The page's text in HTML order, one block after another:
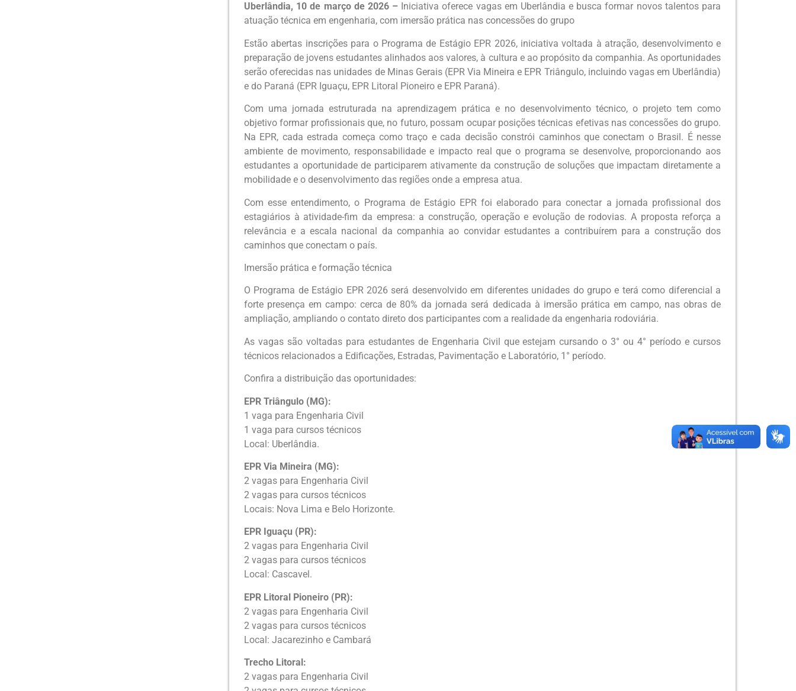
Uberlândia, 10 de março de 2026 – Iniciativa oferece vagas em Uberlândia e busca formar novos talentos para
atuação técnica em engenharia, com imersão prática nas concessões do grupo
Estão abertas inscrições para o Programa de Estágio EPR 2026, iniciativa voltada à atração, desenvolvimento e
preparação de jovens estudantes alinhados aos valores, à cultura e ao propósito da companhia. As oportunidades
serão oferecidas nas unidades de Minas Gerais (EPR Via Mineira e EPR Triângulo, incluindo vagas em Uberlândia)
e do Paraná (EPR Iguaçu, EPR Litoral Pioneiro e EPR Paraná).
Com uma jornada estruturada na aprendizagem prática e no desenvolvimento técnico, o projeto tem como
objetivo formar profissionais que, no futuro, possam ocupar posições técnicas efetivas nas concessões do grupo.
Na EPR, cada estrada começa como traço e cada decisão constrói caminhos que conectam o Brasil. É nesse
ambiente de movimento, responsabilidade e impacto real que o programa se desenvolve, proporcionando aos
estudantes a oportunidade de participarem ativamente da construção de soluções que impactam diretamente a
mobilidade e o desenvolvimento das regiões onde a empresa atua.
Com esse entendimento, o Programa de Estágio EPR foi elaborado para conectar a jornada profissional dos
estagiários à atividade-fim da empresa: a construção, operação e evolução de rodovias. A proposta reforça a
relevância e a escala nacional da companhia ao convidar estudantes a contribuírem para a construção dos
caminhos que conectam o país.
Imersão prática e formação técnica
O Programa de Estágio EPR 2026 será desenvolvido em diferentes unidades do grupo e terá como diferencial a
forte presença em campo: cerca de 80% da jornada será dedicada à imersão prática em campo, nas obras de
ampliação, ampliando o contato direto dos participantes com a realidade da engenharia rodoviária.
As vagas são voltadas para estudantes de Engenharia Civil que estejam cursando o 3° ou 4° período e cursos
técnicos relacionados a Edificações, Estradas, Pavimentação e Laboratório, 1° período.
Confira a distribuição das oportunidades:
EPR Triângulo (MG):
1 vaga para Engenharia Civil
1 vaga para cursos técnicos
Local: Uberlândia.
EPR Via Mineira (MG):
2 vagas para Engenharia Civil
2 vagas para cursos técnicos
Locais: Nova Lima e Belo Horizonte.
EPR Iguaçu (PR):
2 vagas para Engenharia Civil
2 vagas para cursos técnicos
Local: Cascavel.
EPR Litoral Pioneiro (PR):
2 vagas para Engenharia Civil
2 vagas para cursos técnicos
Local: Jacarezinho e Cambará
Trecho Litoral:
2 vagas para Engenharia Civil